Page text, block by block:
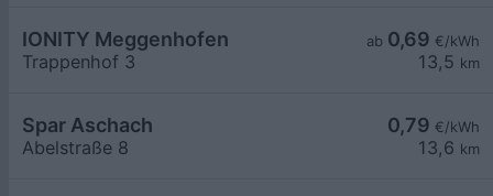
ab 0,69 €/kWh
13,5 km
IONITY Meggenhofen
Trappenhof 3
0,79 €/kWh
13,6 km
Spar Aschach
Abelstraße 8